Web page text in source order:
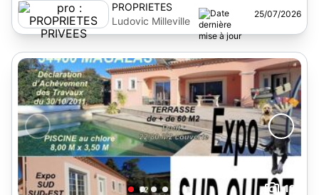
PROPRIETES
PRIVEES
Ludovic Milleville
25/07/2026
12